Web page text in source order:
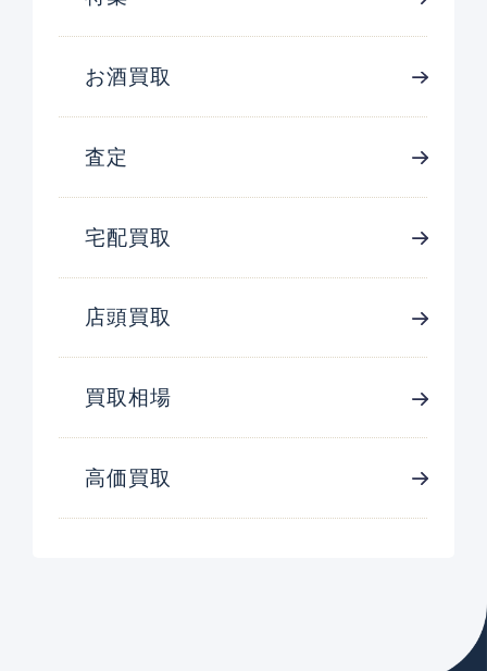
お酒買取
査定
宅配買取
店頭買取
買取相場
高価買取